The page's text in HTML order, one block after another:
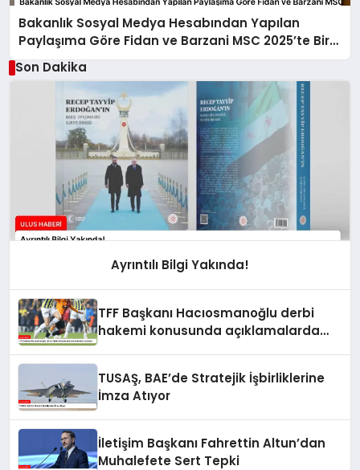
Bakanlık Sosyal Medya Hesabından Yapılan
Paylaşıma Göre Fidan ve Barzani MSC 2025’te Bir
Araya Geldi
Son Dakika
Ayrıntılı Bilgi Yakında!
TFF Başkanı Hacıosmanoğlu derbi
hakemi konusunda açıklamalarda
TUSAŞ, BAE’de Stratejik İşbirliklerine
İmza Atıyor
İletişim Başkanı Fahrettin Altun’dan
Muhalefete Sert Tepki